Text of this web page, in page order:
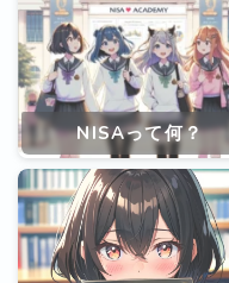
NISAとは
投資の始め方
おすすめ書籍
NISAって何？